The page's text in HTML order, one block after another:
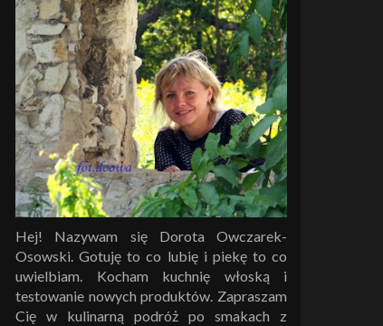
Hej! Nazywam się Dorota Owczarek-
Osowski. Gotuję to co lubię i piekę to co
uwielbiam. Kocham kuchnię włoską i
testowanie nowych produktów. Zapraszam
Cię w kulinarną podróż po smakach z